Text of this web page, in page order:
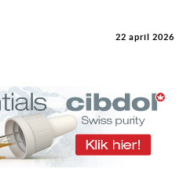
22 april 2026